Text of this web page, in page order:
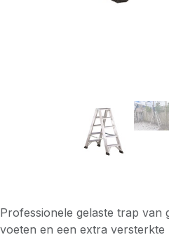
Professionele gelaste trap van
voeten en een extra versterkte